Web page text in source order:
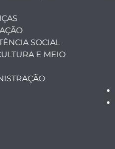
SOCIAL
E MEIO